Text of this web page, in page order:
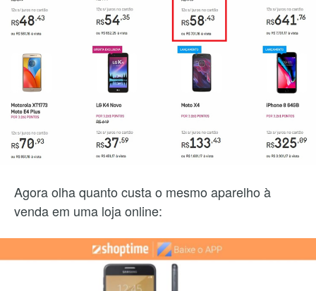
Agora olha quanto custa o mesmo aparelho à
venda em uma loja online: